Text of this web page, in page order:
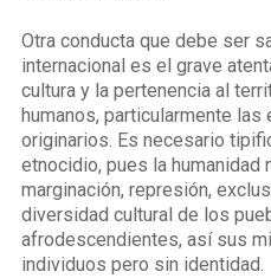
Otra conducta que debe ser
internacional es el grave
cultura y la pertenencia al
humanos, particularmente
originarios. Es necesario
etnocidio, pues la humanidad
marginación, represión,
diversidad cultural de los
afrodescendientes, así sus
individuos pero sin identidad.